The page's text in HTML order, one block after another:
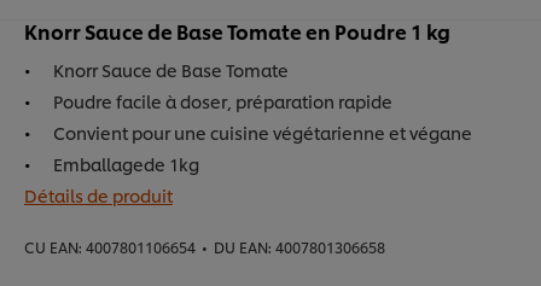
Knorr Sauce de Base Tomate en Poudre 1 kg​
Knorr Sauce de Base Tomate
Poudre facile à doser, préparation rapide
Convient pour une cuisine végétarienne et végane
Emballagede 1kg
Détails de produit
CU EAN: 4007801106654 • DU EAN: 4007801306658